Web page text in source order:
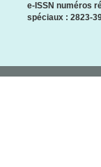
e-ISSN numéros
spéciaux : 2823-